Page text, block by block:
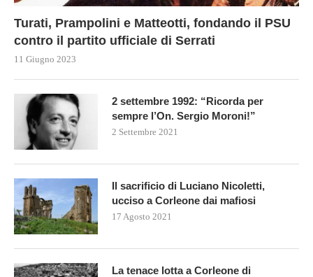
Turati, Prampolini e Matteotti, fondando il PSU
contro il partito ufficiale di Serrati
11 Giugno 2023
2 settembre 1992: “Ricorda per
sempre l’On. Sergio Moroni!”
2 Settembre 2021
Il sacrificio di Luciano Nicoletti,
ucciso a Corleone dai mafiosi
17 Agosto 2021
La tenace lotta a Corleone di